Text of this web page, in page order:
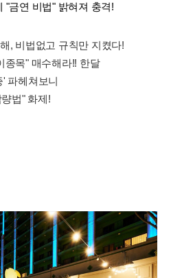
"금연 비법" 밝혀져 충격!
, 비법없고 규칙만 지켰다!
종목" 매수해라!! 한달
파헤쳐보니
법" 화제!